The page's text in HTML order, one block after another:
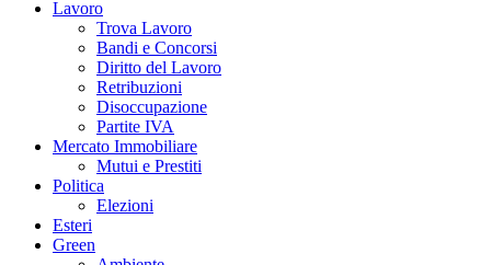
Lavoro
Trova Lavoro
Bandi e Concorsi
Diritto del Lavoro
Retribuzioni
Disoccupazione
Partite IVA
Mercato Immobiliare
Mutui e Prestiti
Politica
Elezioni
Esteri
Green